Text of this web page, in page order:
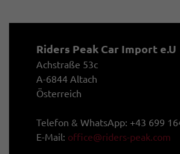
Riders Peak Car Import e.U
Achstraße 53c
A-6844 Altach
Österreich
Telefon & WhatsApp: +43 699
E-Mail: office@riders-peak.com